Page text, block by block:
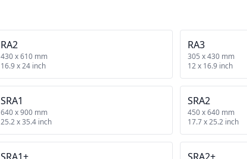
RA2
430 x 610 mm
16.9 x 24 inch
RA3
305 x 430 mm
12 x 16.9 inch
SRA1
640 x 900 mm
25.2 x 35.4 inch
SRA2
450 x 640 mm
17.7 x 25.2 inch